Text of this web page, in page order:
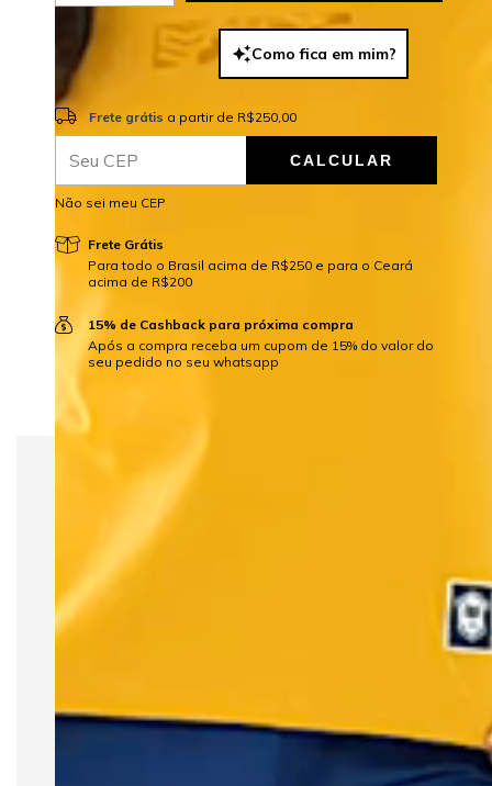
Como fica em mim?
Frete grátis R$250,00
Entregas para o CEP: ALTERAR CEP
Frete grátis a partir de R$250,00
CALCULAR
Não sei meu CEP
Frete Grátis
Para todo o Brasil acima de R$250 e para o Ceará
acima de R$200
15% de Cashback para próxima compra
Após a compra receba um cupom de 15% do valor do
seu pedido no seu whatsapp
Camiseta SIEG United
Inspirada na atmosfera das grandes
competições mundiais, a SIEG United traduz o
esporte clássico em uma proposta moderna,
sofisticada e versátil. Minimalismo com atitude.
Estilo que joga em qualquer posição.
Malha premium: 100% algodão com
gramatura elevada com toque macio e 180g